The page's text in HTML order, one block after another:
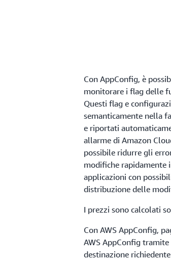
Con AppConfig, è
monitorare i flag delle
Questi flag e
semanticamente nella
e riportati
allarme di Amazon
possibile ridurre gli
modifiche rapidamente
applicazioni con
distribuzione delle
I prezzi sono calcolati
Con AWS AppConfig,
AWS AppConfig
destinazione